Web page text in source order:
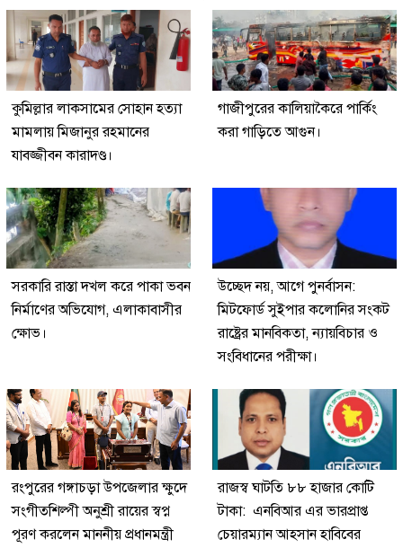
কুমিল্লার লাকসামের সোহান হত্যা
মামলায় মিজানুর রহমানের
যাবজ্জীবন কারাদণ্ড।
গাজীপুরের কালিয়াকৈরে পার্কিং
করা গাড়িতে আগুন।
সরকারি রাস্তা দখল করে পাকা ভবন
নির্মাণের অভিযোগ, এলাকাবাসীর
ক্ষোভ।
উচ্ছেদ নয়, আগে পুনর্বাসন:
মিটফোর্ড সুইপার কলোনির সংকট
রাষ্ট্রের মানবিকতা, ন্যায়বিচার ও
সংবিধানের পরীক্ষা।
রংপুরের গঙ্গাচড়া উপজেলার ক্ষুদে
সংগীতশিল্পী অনুশ্রী রায়ের স্বপ্ন
পূরণ করলেন মাননীয় প্রধানমন্ত্রী
রাজস্ব ঘাটতি ৮৮ হাজার কোটি
টাকা: এনবিআর এর ভারপ্রাপ্ত
চেয়ারম্যান আহসান হাবিবের